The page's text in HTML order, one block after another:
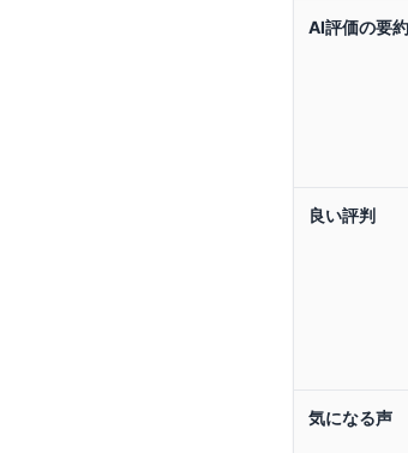
AI評価の要約
良い評判
気になる声